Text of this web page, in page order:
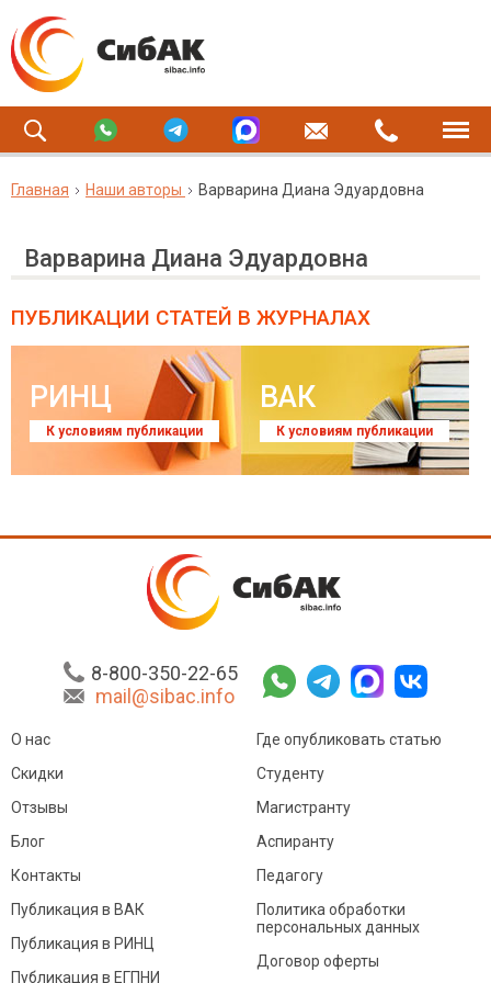
Главная Наши авторы Варварина Диана Эдуардовна
Варварина Диана Эдуардовна
ПУБЛИКАЦИИ СТАТЕЙ В ЖУРНАЛАХ
РИНЦ
К условиям публикации
ВАК
К условиям публикации
8-800-350-22-65
mail@sibac.info
О нас
Скидки
Отзывы
Блог
Контакты
Где опубликовать статью
Студенту
Магистранту
Аспиранту
Педагогу
Публикация в ВАК
Публикация в РИНЦ
Публикация в ЕГПНИ
Политика обработки
персональных данных
Договор оферты